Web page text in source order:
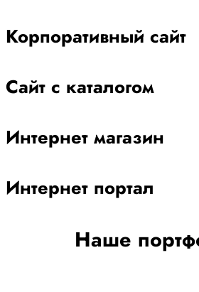
Корпоративный сайт
Сайт с каталогом
Интернет магазин
Интернет портал
Наше